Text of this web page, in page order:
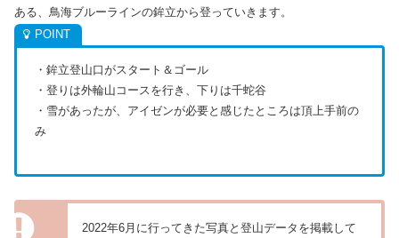
ある、鳥海ブルーラインの鉾立から登っていきます。
・鉾立登山口がスタート＆ゴール
・登りは外輪山コースを行き、下りは千蛇谷
・雪があったが、アイゼンが必要と感じたところは頂上手前の
み
2022年6月に行ってきた写真と登山データを掲載して